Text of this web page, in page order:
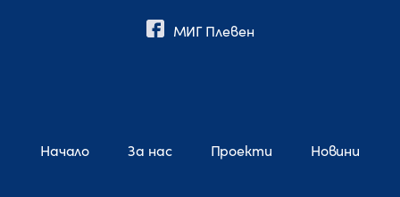
МИГ Плевен
Начало За нас Проекти Новини